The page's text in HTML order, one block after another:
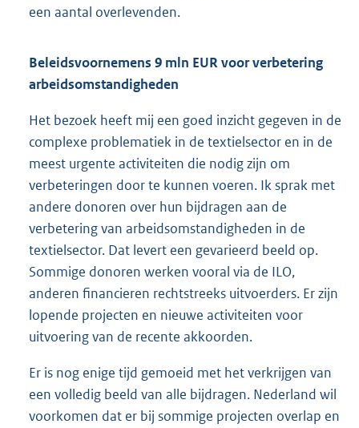
een aantal overlevenden.
Beleidsvoornemens 9 mln EUR voor verbetering
arbeidsomstandigheden
Het bezoek heeft mij een goed inzicht gegeven in de
complexe problematiek in de textielsector en in de
meest urgente activiteiten die nodig zijn om
verbeteringen door te kunnen voeren. Ik sprak met
andere donoren over hun bijdragen aan de
verbetering van arbeidsomstandigheden in de
textielsector. Dat levert een gevarieerd beeld op.
Sommige donoren werken vooral via de ILO,
anderen financieren rechtstreeks uitvoerders. Er zijn
lopende projecten en nieuwe activiteiten voor
uitvoering van de recente akkoorden.
Er is nog enige tijd gemoeid met het verkrijgen van
een volledig beeld van alle bijdragen. Nederland wil
voorkomen dat er bij sommige projecten overlap en